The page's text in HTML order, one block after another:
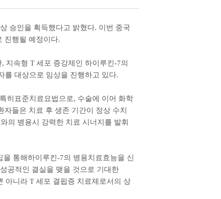
상 승인을 획득했다고 밝혔다. 이번 중국
진행될 예정이다.
, 지속형 T 세포 증강제인 하이루킨 -7의
를 대상으로 임상을 진행하고 있다.
특히표준치료요법으로, 수술에 이어 화학
자들은 치료 후 생존 기간이 정상 수치
의 병용시 강력한 치료 시너지를 발휘
통해하이루킨 -7의 병용치료효능을 신
공적인 결실을 맺을 것으로 기대한
아니라 T 세포 결핍증 치료제로서의 상